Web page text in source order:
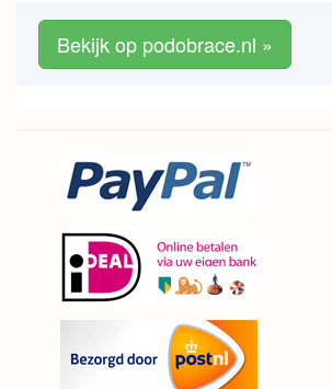
Bekijk op podobrace.nl »